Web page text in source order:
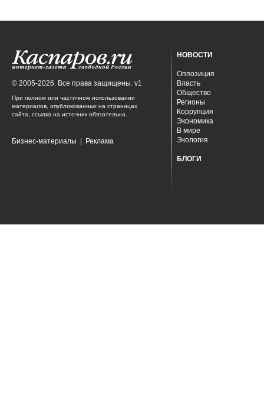
© 2005-2026. Все права защищены. v1
При полном или частичном использовании
материалов, опубликованных на страницах
сайта, ссылка на источник обязательна.
Бизнес-материалы Реклама
НОВОСТИ
Оппозиция
Власть
Общество
Регионы
Коррупция
Экономика
В мире
Экология
БЛОГИ